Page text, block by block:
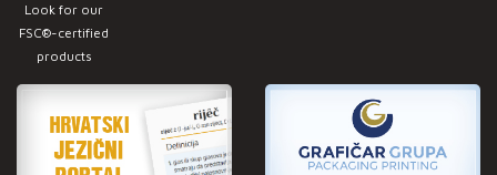
Look for our
FSC®-certified
products